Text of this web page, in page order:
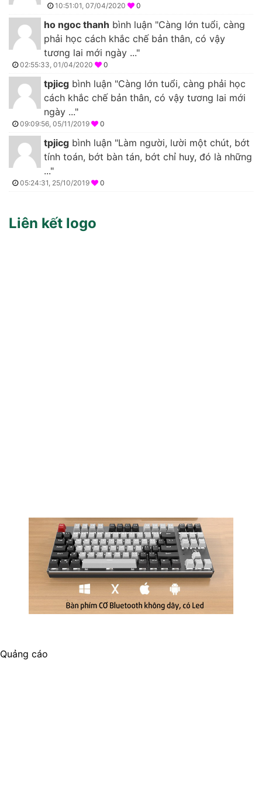
10:51:01, 07/04/2020 0
ho ngoc thanh bình luận "Càng lớn tuổi, càng
phải học cách khắc chế bản thân, có vậy
tương lai mới ngày ..."
02:55:33, 01/04/2020 0
tpjicg bình luận "Càng lớn tuổi, càng phải học
cách khắc chế bản thân, có vậy tương lai mới
ngày ..."
09:09:56, 05/11/2019 0
tpjicg bình luận "Làm người, lười một chút, bớt
tính toán, bớt bàn tán, bớt chỉ huy, đó là những
..."
05:24:31, 25/10/2019 0
Liên kết logo
Quảng cáo